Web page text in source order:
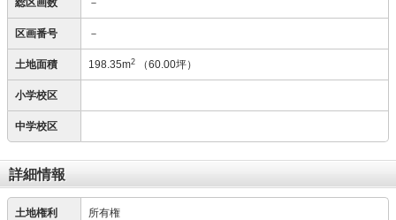
総区画数 －
区画番号 －
土地面積 198.35m2 （60.00坪）
小学校区
中学校区
詳細情報
土地権利 所有権